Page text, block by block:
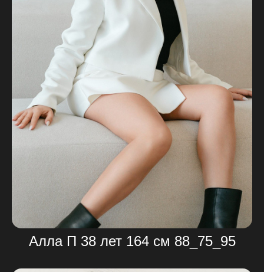
Алла П 38 лет 164 см 88_75_95